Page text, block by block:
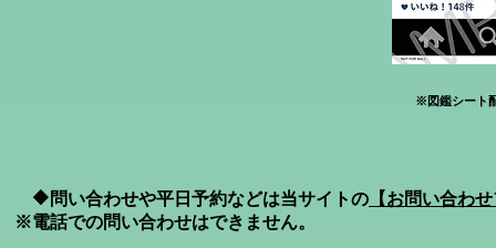
※図鑑シート
🔶問い合わせや平日予約などは当サイトの 【お問い合わ
※電話での問い合わせはできません。